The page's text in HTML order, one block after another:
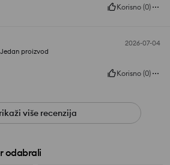
Korisno (0)
2026-07-04
Jedan proizvod
Korisno (0)
više recenzija
odabrali